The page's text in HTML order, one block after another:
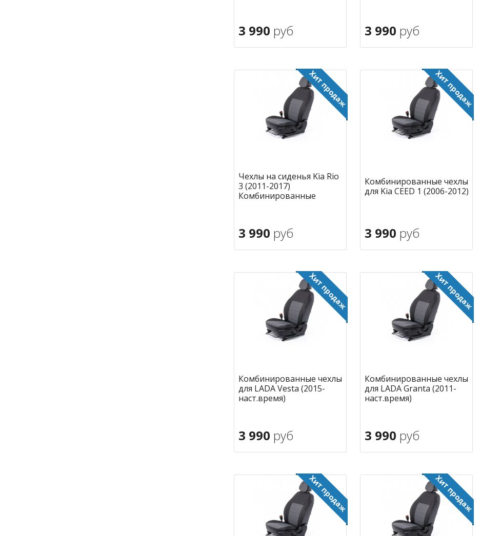
3 990 руб 3 990 руб
Чехлы на сиденья Kia Rio
3 (2011-2017)
Комбинированные
3 990 руб
Комбинированные чехлы
для Kia CEED 1 (2006-2012)
3 990 руб
Комбинированные чехлы
для LADA Vesta (2015-
наст.время)
3 990 руб
В корзину
Комбинированные чехлы
для LADA Granta (2011-
наст.время)
3 990 руб
В корзину